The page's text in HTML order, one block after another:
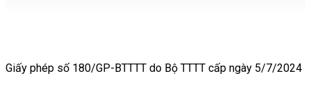
Giấy phép số 180/GP-BTTTT do Bộ TTTT cấp ngày 5/7/2024